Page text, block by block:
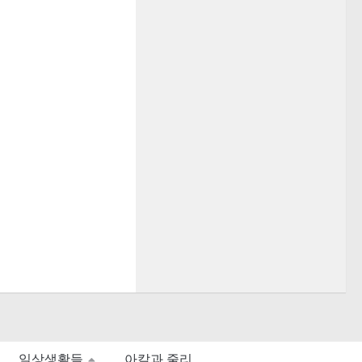
일상생활들 아칼과 줄리